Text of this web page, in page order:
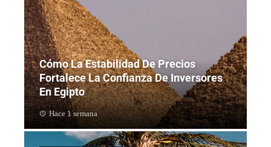
Cómo La Estabilidad De Precios
Fortalece La Confianza De Inversores
En Egipto
Hace 1 semana